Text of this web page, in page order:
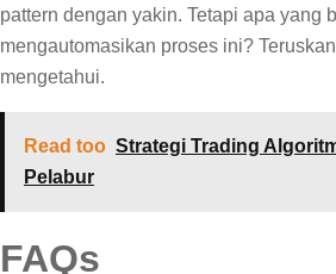
pattern dengan yakin. Tetapi apa yang
mengautomasikan proses ini?
mengetahui.
Read too Strategi Trading
Pelabur
FAQs